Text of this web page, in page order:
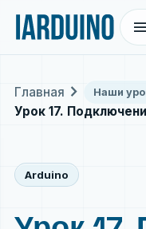
Главная chevron_right Наши
Урок 17.
Arduino